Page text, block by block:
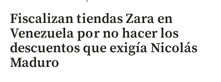
Fiscalizan tiendas Zara en
Venezuela por no hacer los
descuentos que exigía Nicolás
Maduro